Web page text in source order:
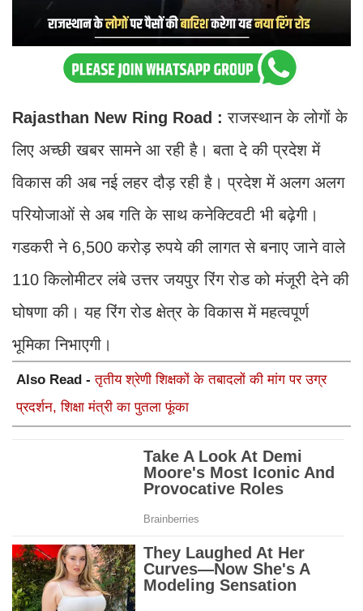
Rajasthan New Ring Road : राजस्थान के लोगों के
लिए अच्छी खबर सामने आ रही है। बता दे की प्रदेश में
विकास की अब नई लहर दौड़ रही है। प्रदेश में अलग अलग
परियोजाओं से अब गति के साथ कनेक्टिवटी भी बढ़ेगी।
गडकरी ने 6,500 करोड़ रुपये की लागत से बनाए जाने वाले
110 किलोमीटर लंबे उत्तर जयपुर रिंग रोड को मंजूरी देने की
घोषणा की। यह रिंग रोड क्षेत्र के विकास में महत्वपूर्ण
भूमिका निभाएगी।
Also Read -तृतीय श्रेणी शिक्षकों के तबादलों की मांग पर उग्र
प्रदर्शन, शिक्षा मंत्री का पुतला फूंका